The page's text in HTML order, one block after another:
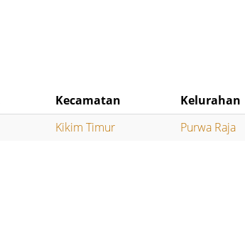
Kecamatan
Kelurahan
Kikim Timur Purwa Raja